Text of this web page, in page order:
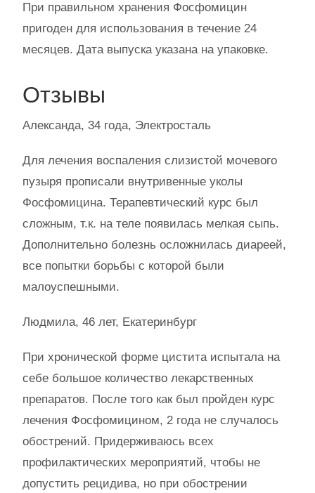
При правильном хранения Фосфомицин
пригоден для использования в течение 24
месяцев. Дата выпуска указана на упаковке.
Отзывы
Александа, 34 года, Электросталь
Для лечения воспаления слизистой мочевого
пузыря прописали внутривенные уколы
Фосфомицина. Терапевтический курс был
сложным, т.к. на теле появилась мелкая сыпь.
Дополнительно болезнь осложнилась диареей,
все попытки борьбы с которой были
малоуспешными.
Людмила, 46 лет, Екатеринбург
При хронической форме цистита испытала на
себе большое количество лекарственных
препаратов. После того как был пройден курс
лечения Фосфомицином, 2 года не случалось
обострений. Придерживаюсь всех
профилактических мероприятий, чтобы не
допустить рецидива, но при обострении